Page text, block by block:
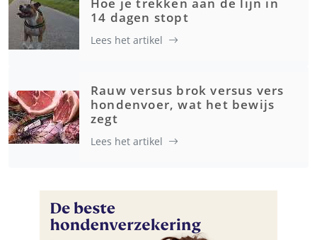
14 dagen stopt
Lees het artikel
Rauw versus brok versus vers
hondenvoer, wat het bewijs
zegt
Lees het artikel